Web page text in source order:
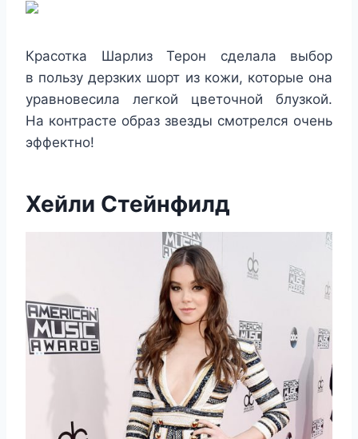
Красотка Шарлиз Терон сделала выбор
в пользу дерзких шорт из кожи, которые она
уравновесила легкой цветочной блузкой.
На контрасте образ звезды смотрелся очень
эффектно!
Хейли Стейнфилд